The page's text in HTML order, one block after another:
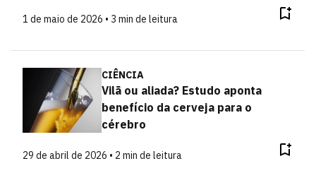
1 de maio de 2026 • 3 min de leitura
CIÊNCIA
Vilã ou aliada? Estudo aponta
benefício da cerveja para o
cérebro
29 de abril de 2026 • 2 min de leitura